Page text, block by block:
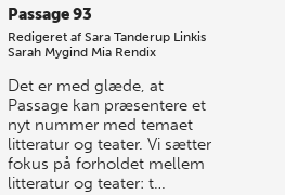
Passage 93
Redigeret afSara Tanderup Linkis
Sarah Mygind Mia Rendix
Det er med glæde, at
Passage kan præsentere et
nyt nummer med temaet
litteratur og teater. Vi sætter
fokus på forholdet mellem
litteratur og teater: t…